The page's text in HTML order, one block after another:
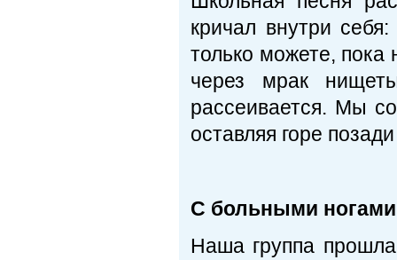
кричал внутри
только можете, пока
через мрак
рассеивается. Мы
оставляя горе
С больными
Наша группа